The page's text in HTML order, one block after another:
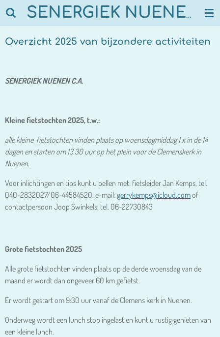
Ga
de
SENERGIEK NUENEN
Overzicht 2025 van bijzondere activiteiten
SENERGIEK NUENEN C.A.
Kleine fietstochten 2025, t.w.:
alle kleine fietstochten vinden plaats op woensdagmiddag 1 x in de 14
dagen en starten om 13.30 uur op het plein voor de Clemenskerk in
Nuenen.
Voor inlichtingen en tips kunt u bellen met: fietsleider Jan Kemps, tel.
040-2832027/06-44584520, e-mail:gerrykemps@icloud.comof
contactpersoon Joop Swinkels, tel. 06-22730843
Grote fietstochten 2025
Alle grote fietstochten vinden plaats op de derde woensdag van de
maand er wordt dan ongeveer 60 km gefietst.
Er wordt gestart om 9:30 uur vanaf de Clemens kerk in Nuenen.
Onderweg wordt een lunch stop ingelast en kunt u rustig genieten van
een kleine lunch.